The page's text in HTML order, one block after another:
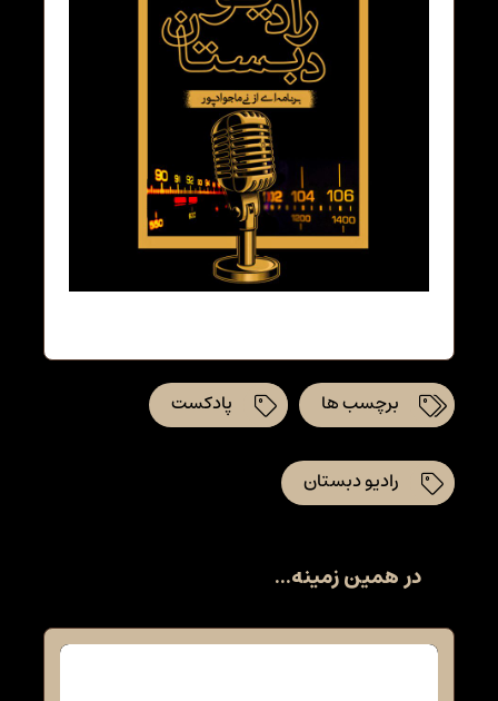
برچسب ها پادکست
رادیو دبستان
در همین زمینه...